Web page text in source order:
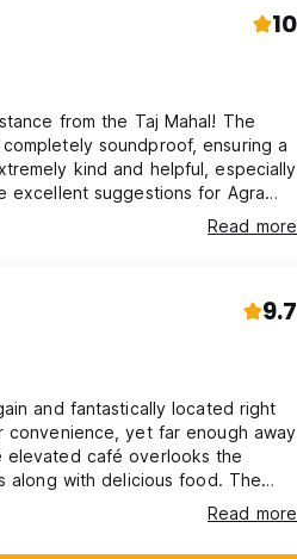
10
from the Taj Mahal! The
soundproof, ensuring a
kind and helpful, especially
excellent suggestions for Agra
budget-friendly tour. The
friends, and couples. He also
Read more
9.7
and fantastically located right
yet far enough away
café overlooks the
along with delicious food. The
from a hostel at this price, but
detailed local insights,
Read more